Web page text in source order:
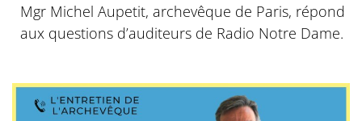
Mgr Michel Aupetit, archevêque de Paris, répond
aux questions d’auditeurs de Radio Notre Dame.